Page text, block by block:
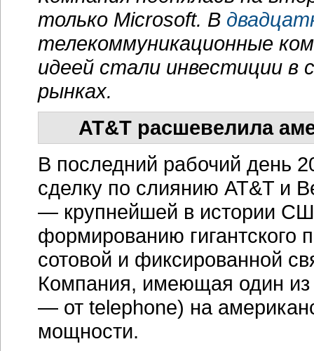
только Microsoft. В
телекоммуникационные
идеей стали инвестиции в
рынках.
AT&T расшевелила
В последний рабочий день
сделку по слиянию AT&T и
— крупнейшей в истории
формированию гигантского
сотовой и фиксированной
Компания, имеющая один из
— от telephone) на
мощности.